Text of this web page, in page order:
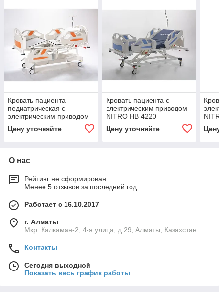
Кровать пациента
педиатрическая с
электрическим приводом
Цену уточняйте
Кровать пациента с
электрическим приводом
NITRO HB 4220
Цену уточняйте
О нас
Рейтинг не сформирован
Менее 5 отзывов за последний год
Работает с 16.10.2017
г. Алматы
Мкр. Калкаман-2, 4-я улица, д.29, Алматы, Казахстан
Контакты
Сегодня выходной
Показать весь график работы